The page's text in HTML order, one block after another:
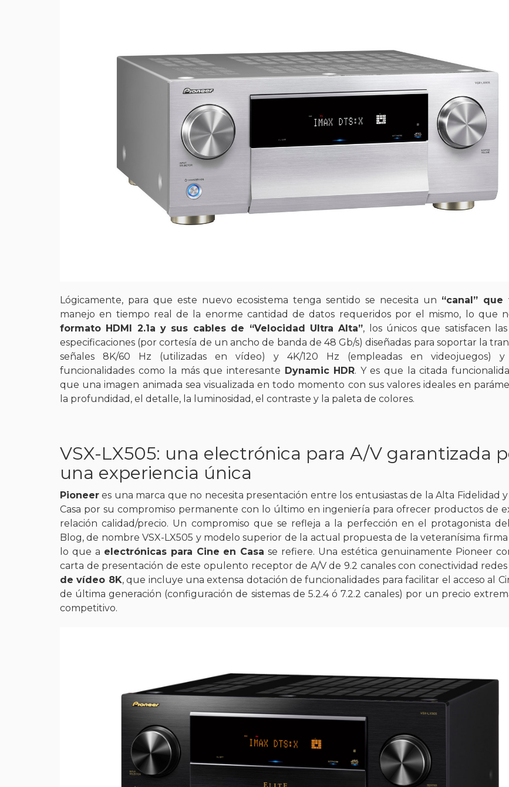
Lógicamente, para que este nuevo ecosistema tenga sentido se necesita un “canal” que
manejo en tiempo real de la enorme cantidad de datos requeridos por el mismo, lo que
formato HDMI 2.1a y sus cables de “Velocidad Ultra Alta”, los únicos que satisfacen
especificaciones (por cortesía de un ancho de banda de 48 Gb/s) diseñadas para soportar la
señales 8K/60 Hz (utilizadas en vídeo) y 4K/120 Hz (empleadas en videojuegos) y
funcionalidades como la más que interesante Dynamic HDR. Y es que la citada
que una imagen animada sea visualizada en todo momento con sus valores ideales en
la profundidad, el detalle, la luminosidad, el contraste y la paleta de colores.
VSX-LX505: una electrónica para A/V garantizada
una experiencia única
Pioneer es una marca que no necesita presentación entre los entusiastas de la Alta Fidelidad
Casa por su compromiso permanente con lo último en ingeniería para ofrecer productos de
relación calidad/precio. Un compromiso que se refleja a la perfección en el protagonista
Blog, de nombre VSX-LX505 y modelo superior de la actual propuesta de la veteranísima
lo que a electrónicas para Cine en Casa se refiere. Una estética genuinamente Pioneer
carta de presentación de este opulento receptor de A/V de 9.2 canales con conectividad redes
de vídeo 8K, que incluye una extensa dotación de funcionalidades para facilitar el acceso al
de última generación (configuración de sistemas de 5.2.4 ó 7.2.2 canales) por un precio
competitivo.